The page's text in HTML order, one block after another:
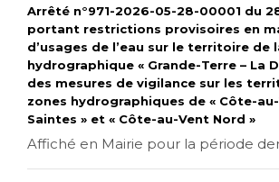
Arrêté n°971-2026-05-28-00001 du
portant restrictions provisoires en
d’usages de l’eau sur le territoire de
hydrographique « Grande-Terre – La
des mesures de vigilance sur les
zones hydrographiques de « Côte-au-
Saintes » et « Côte-au-Vent Nord »
Affiché en Mairie pour la période